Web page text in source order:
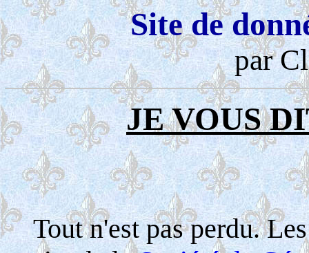
Site de
par
JE VOUS
Tout n'est pas perdu.